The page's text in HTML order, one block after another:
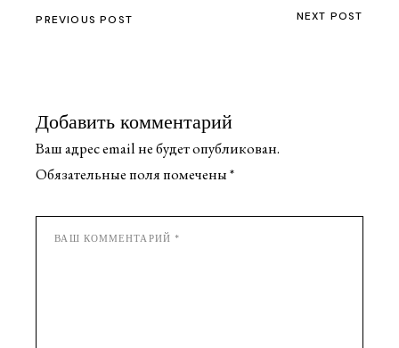
PREVIOUS POST NEXT POST
Добавить комментарий
Ваш адрес email не будет опубликован.
Обязательные поля помечены*